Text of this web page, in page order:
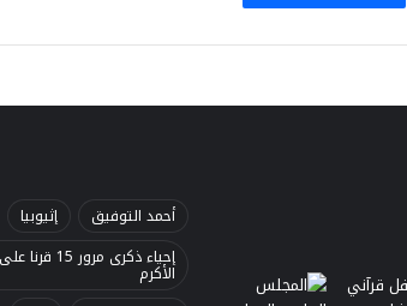
أحمد التوفيق
إثيوبيا
إحياء ذكرى
الأكرم